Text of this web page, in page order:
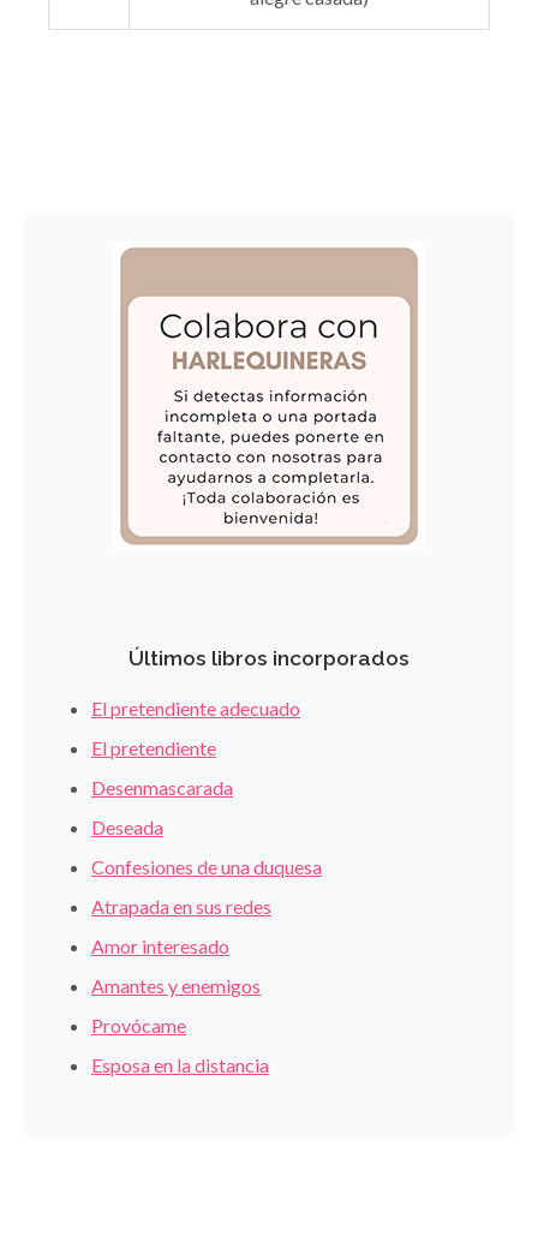
Últimos libros incorporados
El pretendiente adecuado
El pretendiente
Desenmascarada
Deseada
Confesiones de una duquesa
Atrapada en sus redes
Amor interesado
Amantes y enemigos
Provócame
Esposa en la distancia